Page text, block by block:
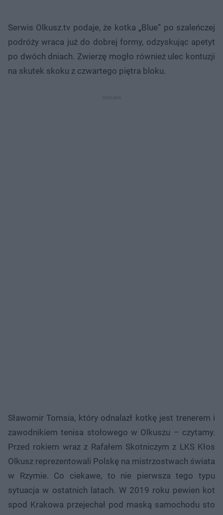
Serwis Olkusz.tv podaje, że kotka „Blue” po szaleńczej
podróży wraca już do dobrej formy, odzyskując apetyt
po dwóch dniach. Zwierzę mogło również ulec kontuzji
na skutek skoku z czwartego piętra bloku.
Sławomir Tomsia, który odnalazł kotkę jest trenerem i
zawodnikiem tenisa stołowego w Olkuszu – czytamy.
Przed rokiem wraz z Rafałem Skotniczym z LKS Kłos
Olkusz reprezentowali Polskę na mistrzostwach świata
w Rzymie. Co ciekawe, to nie pierwsza tego typu
sytuacja w ostatnich latach. W 2019 roku pewien kot
spod Krakowa przejechał pod maską samochodu sto